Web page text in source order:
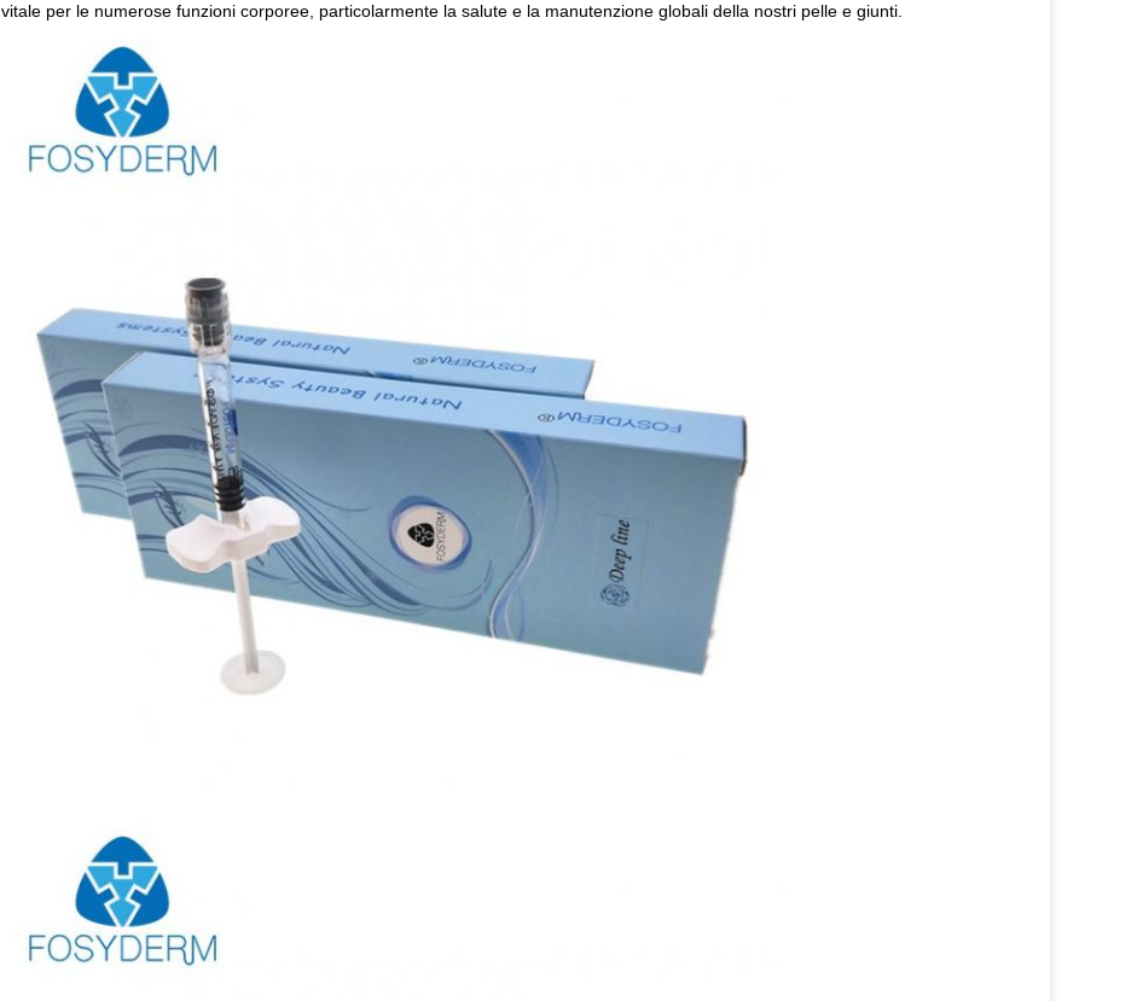
vitale per le numerose funzioni corporee, particolarmente la salute e la manutenzione globali della nostri pelle e giunti.